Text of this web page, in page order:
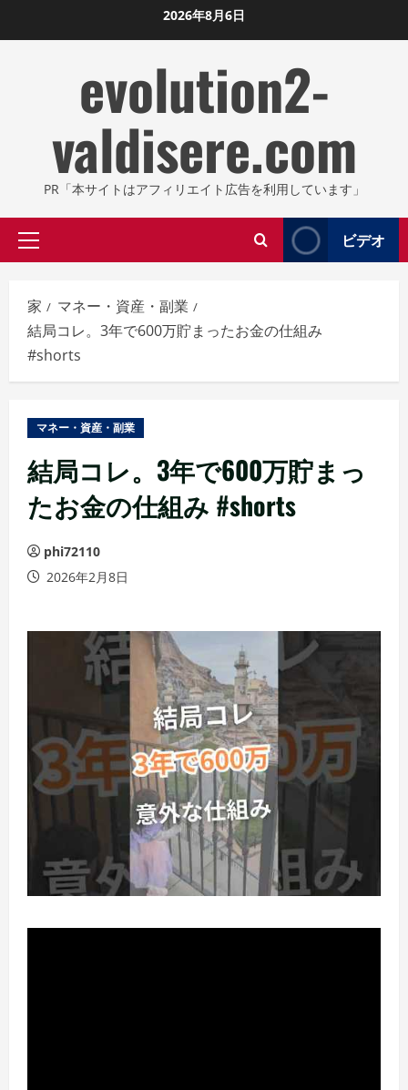
ン
2026年8月6日
evolution2-
valdisere.com
PR「本サイトはアフィリエイト広告を利用しています」
プ
イ
マ
リ
メ
ニ
ー
ビデオ
家
マネー・資産・副業
結局コレ。3年で600万貯まったお金の仕組み
#shorts
マネー・資産・副業
結局コレ。3年で600万貯まっ
たお金の仕組み #shorts
phi72110
2026年2月8日